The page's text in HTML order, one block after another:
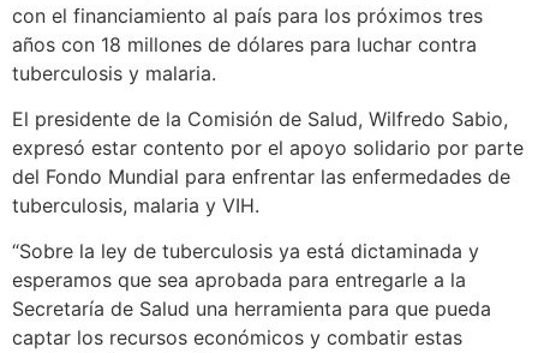
con el financiamiento al país para los próximos tres
años con 18 millones de dólares para luchar contra
tuberculosis y malaria.
El presidente de la Comisión de Salud, Wilfredo Sabio,
expresó estar contento por el apoyo solidario por parte
del Fondo Mundial para enfrentar las enfermedades de
tuberculosis, malaria y VIH.
“Sobre la ley de tuberculosis ya está dictaminada y
esperamos que sea aprobada para entregarle a la
Secretaría de Salud una herramienta para que pueda
captar los recursos económicos y combatir estas